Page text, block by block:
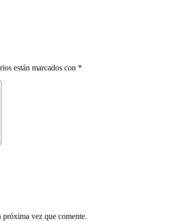
están marcados con *
vez que comente.